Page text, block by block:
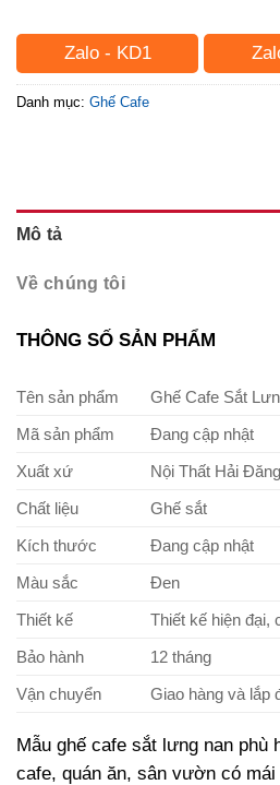
Zalo - KD1
Danh mục: Ghế Cafe
Mô tả
Về chúng tôi
THÔNG SỐ SẢN PHẨM
Tên sản phẩm
Ghế Cafe Sắt
Mã sản phẩm
Đang cập nhật
Xuất xứ
Nội Thất Hải Đăng
Chất liệu
Ghế sắt
Kích thước
Đang cập nhật
Màu sắc
Đen
Thiết kế
Thiết kế hiện đại,
Bảo hành
12 tháng
Vận chuyển
Giao hàng và lắp
Mẫu ghế cafe sắt lưng nan phù
cafe, quán ăn, sân vườn có